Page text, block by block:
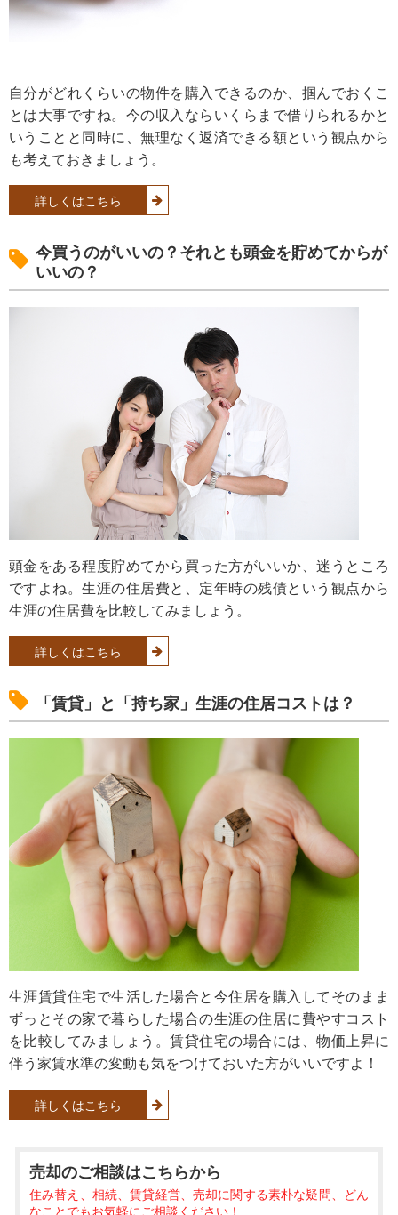
自分がどれくらいの物件を購入できるのか、掴んでおくこ
とは大事ですね。今の収入ならいくらまで借りられるかと
いうことと同時に、無理なく返済できる額という観点から
も考えておきましょう。
詳しくはこちら
今買うのがいいの？それとも頭金を貯めてからが
いいの？
頭金をある程度貯めてから買った方がいいか、迷うところ
ですよね。生涯の住居費と、定年時の残債という観点から
生涯の住居費を比較してみましょう。
詳しくはこちら
「賃貸」と「持ち家」生涯の住居コストは？
生涯賃貸住宅で生活した場合と今住居を購入してそのまま
ずっとその家で暮らした場合の生涯の住居に費やすコスト
を比較してみましょう。賃貸住宅の場合には、物価上昇に
伴う家賃水準の変動も気をつけておいた方がいいですよ！
詳しくはこちら
売却のご相談はこちらから
住み替え、相続、賃貸経営、売却に関する素朴な疑問、どん
なことでもお気軽にご相談ください！